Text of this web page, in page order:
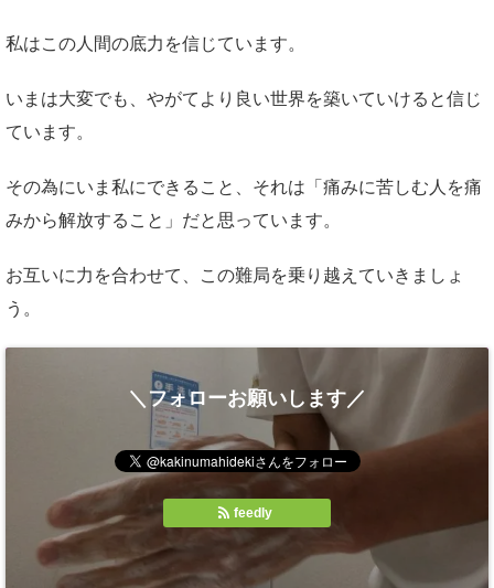
私はこの人間の底力を信じています。
いまは大変でも、やがてより良い世界を築いていけると信じ
ています。
その為にいま私にできること、それは「痛みに苦しむ人を痛
みから解放すること」だと思っています。
お互いに力を合わせて、この難局を乗り越えていきましょ
う。
＼フォローお願いします／
feedly